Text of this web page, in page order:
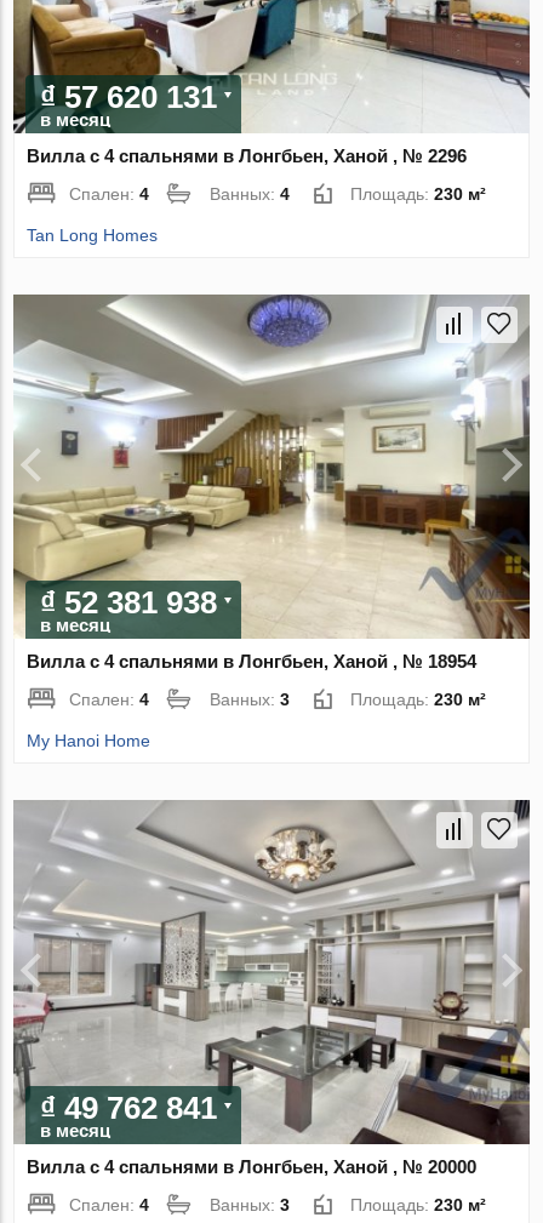
₫ 57 620 131
в месяц
Вилла с 4 спальнями в Лонгбьен, Ханой , № 2296
Спален:4 Ванных:4 Площадь:230 м²
Tan Long Homes
₫ 52 381 938
в месяц
Вилла с 4 спальнями в Лонгбьен, Ханой , № 18954
Спален:4 Ванных:3 Площадь:230 м²
My Hanoi Home
₫ 49 762 841
в месяц
Вилла с 4 спальнями в Лонгбьен, Ханой , № 20000
Спален:4 Ванных:3 Площадь:230 м²